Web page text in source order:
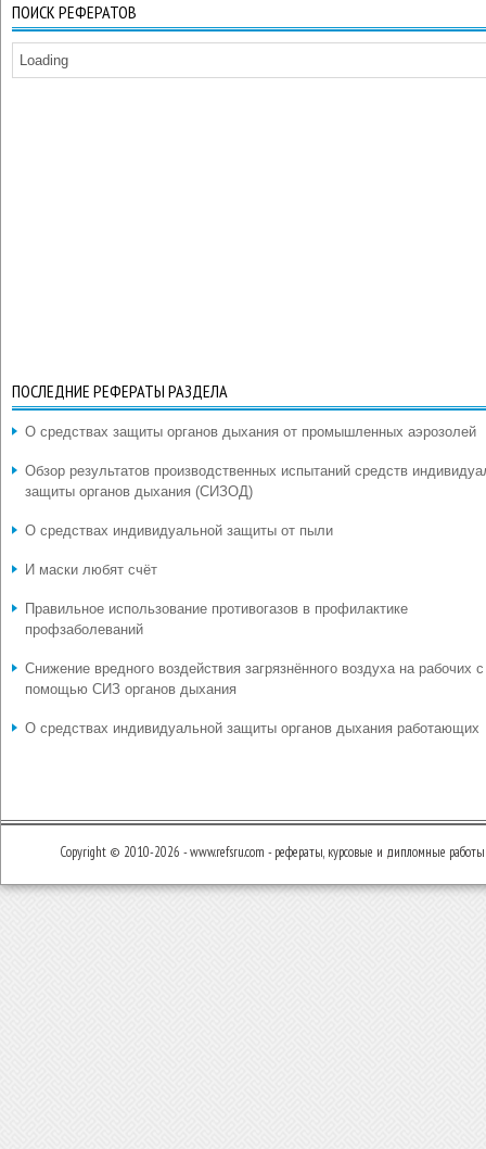
ПОИСК РЕФЕРАТОВ
Loading
ПОСЛЕДНИЕ РЕФЕРАТЫ РАЗДЕЛА
О средствах защиты органов дыхания от промышленных аэрозолей
Обзор результатов производственных испытаний средств
защиты органов дыхания (СИЗОД)
О средствах индивидуальной защиты от пыли
И маски любят счёт
Правильное использование противогазов в профилактике
профзаболеваний
Снижение вредного воздействия загрязнённого воздуха на рабочих с
помощью СИЗ органов дыхания
О средствах индивидуальной защиты органов дыхания работающих
Copyright © 2010-2026 - www.refsru.com - рефераты, курсовые и дипломные работы